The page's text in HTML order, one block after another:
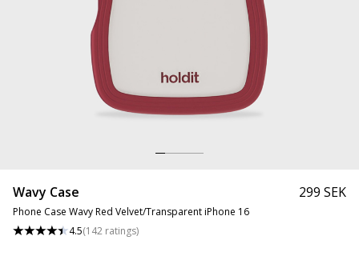
Wavy Case
Phone Case Wavy Red Velvet/Transparent iPhone 16
4.5(142 ratings)
299 SEK